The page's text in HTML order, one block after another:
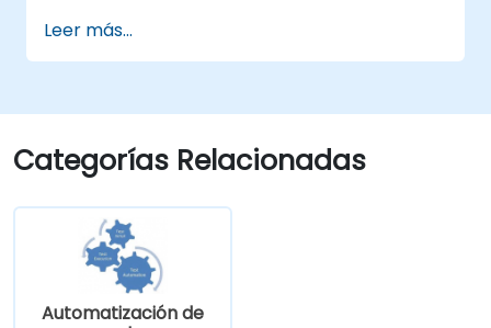
Selenium.
Leer más...
Categorías Relacionadas
Automatización de